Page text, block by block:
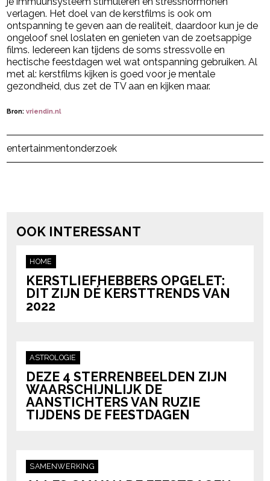
verlagen. Het doel van de kerstfilms is ook om
ontspanning te geven aan de realiteit, daardoor kun je de
ongeloof snel loslaten en genieten van de zoetsappige
films. Iedereen kan tijdens de soms stressvolle en
hectische feestdagen wel wat ontspanning gebruiken. Al
met al: kerstfilms kijken is goed voor je mentale
gezondheid, dus zet de TV aan en kijken maar.
Bron:vriendin.nl
Post Views: 14
entertainmentonderzoek
OOK INTERESSANT
HOME
KERSTLIEFHEBBERS OPGELET:
DIT ZIJN DÉ KERSTTRENDS VAN
2022
ASTROLOGIE
DEZE 4 STERRENBEELDEN ZIJN
WAARSCHIJNLIJK DE
AANSTICHTERS VAN RUZIE
TIJDENS DE FEESTDAGEN
SAMENWERKING